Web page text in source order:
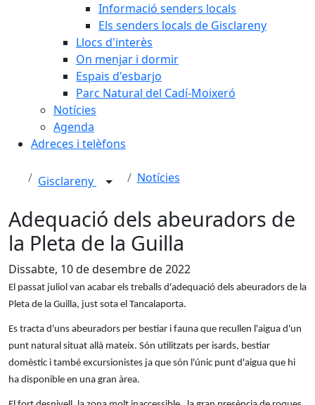
Informació senders locals
Els senders locals de Gisclareny
Llocs d'interès
On menjar i dormir
Espais d'esbarjo
Parc Natural del Cadí-Moixeró
Notícies
Agenda
Adreces i telèfons
Gisclareny Notícies
Adequació dels abeuradors de
la Pleta de la Guilla
Dissabte, 10 de desembre de 2022
El passat juliol van acabar els treballs d'adequació dels abeuradors de la
Pleta de la Guilla, just sota el Tancalaporta.
Es tracta d'uns abeuradors per bestiar i fauna que recullen l'aigua d'un
punt natural situat allà mateix. Són utilitzats per isards, bestiar
domèstic i també excursionistes ja que són l'únic punt d'aigua que hi
ha disponible en una gran àrea.